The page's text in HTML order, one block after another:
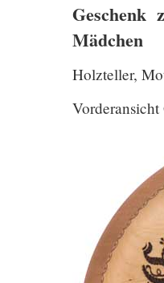
Mädchen
Holzteller,